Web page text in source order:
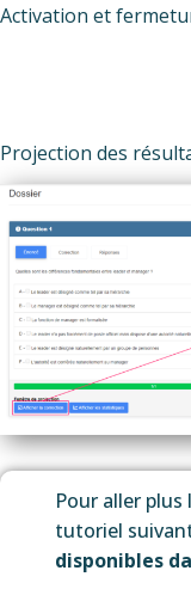
Activation et
Projection des
Pour aller
tutoriel
disponibles